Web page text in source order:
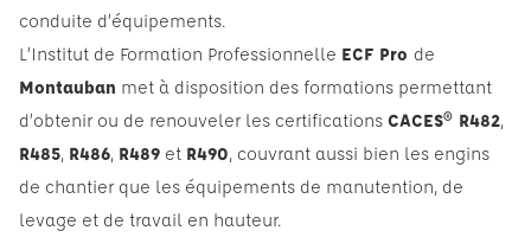
conduite d’équipements.
L’Institut de Formation Professionnelle ECF Pro de
Montauban met à disposition des formations permettant
d’obtenir ou de renouveler les certifications CACES® R482,
R485, R486, R489 et R490, couvrant aussi bien les engins
de chantier que les équipements de manutention, de
levage et de travail en hauteur.